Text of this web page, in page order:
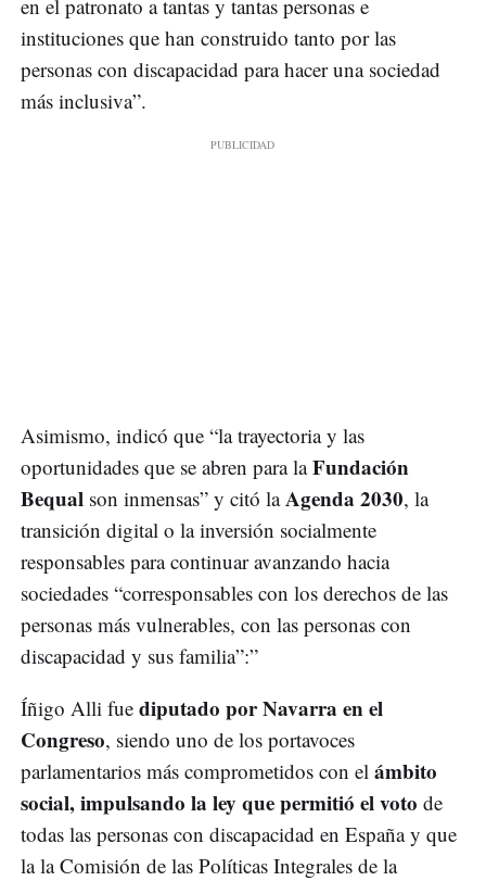
en el patronato a tantas y tantas personas e
instituciones que han construido tanto por las
personas con discapacidad para hacer una sociedad
más inclusiva”.
Asimismo, indicó que “la trayectoria y las
oportunidades que se abren para laFundación
Bequal son inmensas” y citó laAgenda 2030, la
transición digital o la inversión socialmente
responsables para continuar avanzando hacia
sociedades “corresponsables con los derechos de las
personas más vulnerables, con las personas con
discapacidad y sus familia”:”
Íñigo Alli fue diputado por Navarra en el
Congreso, siendo uno de los portavoces
parlamentarios más comprometidos con el ámbito
social, impulsando la ley que permitió el voto de
todas las personas con discapacidad en España y que
la la Comisión de las Políticas Integrales de la